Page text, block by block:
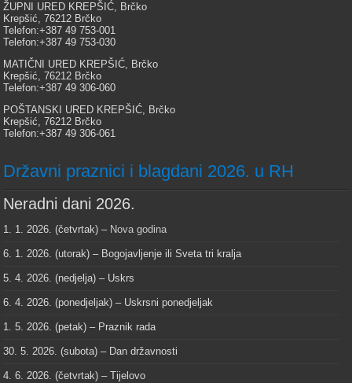
ŽUPNI URED KREPŠIĆ, Brčko
Krepšić, 76212 Brčko
Telefon:+387 49 753-001
Telefon:+387 49 753-030
MATIČNI URED KREPŠIĆ, Brčko
Krepšić, 76212 Brčko
Telefon:+387 49 306-060
POŠTANSKI URED KREPŠIĆ, Brčko
Krepšić, 76212 Brčko
Telefon:+387 49 306-061
Državni praznici i blagdani 2026. u RH
Neradni dani 2026.
1. 1. 2026. (četvrtak) – Nova godina
6. 1. 2026. (utorak) – Bogojavljenje ili Sveta tri kralja
5. 4. 2026. (nedjelja) – Uskrs
6. 4. 2026. (ponedjeljak) – Uskrsni ponedjeljak
1. 5. 2026. (petak) – Praznik rada
30. 5. 2026. (subota) – Dan državnosti
4. 6. 2026. (četvrtak) – Tijelovo